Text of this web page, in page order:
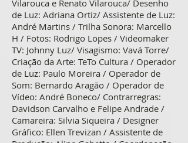
Vilarouca e Renato Vilarouca/ Desenho
de Luz: Adriana Ortiz/ Assistente de Luz:
André Martins / Trilha Sonora: Marcello
H / Fotos: Rodrigo Lopes / Videomaker
TV: Johnny Luz/ Visagismo: Vavá Torre/
Criação da Arte: TeTo Cultura / Operador
de Luz: Paulo Moreira / Operador de
Som: Bernardo Aragão / Operador de
Vídeo: André Boneco/ Contrarregras:
Davidson Carvalho e Felipe Andrade /
Camareira: Silvia Siqueira / Designer
Gráfico: Ellen Trevizan / Assistente de